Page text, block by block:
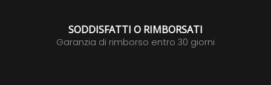
SODDISFATTI O RIMBORSATI
Garanzia di rimborso entro 30 giorni